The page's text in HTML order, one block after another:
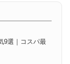
9選｜コスパ最